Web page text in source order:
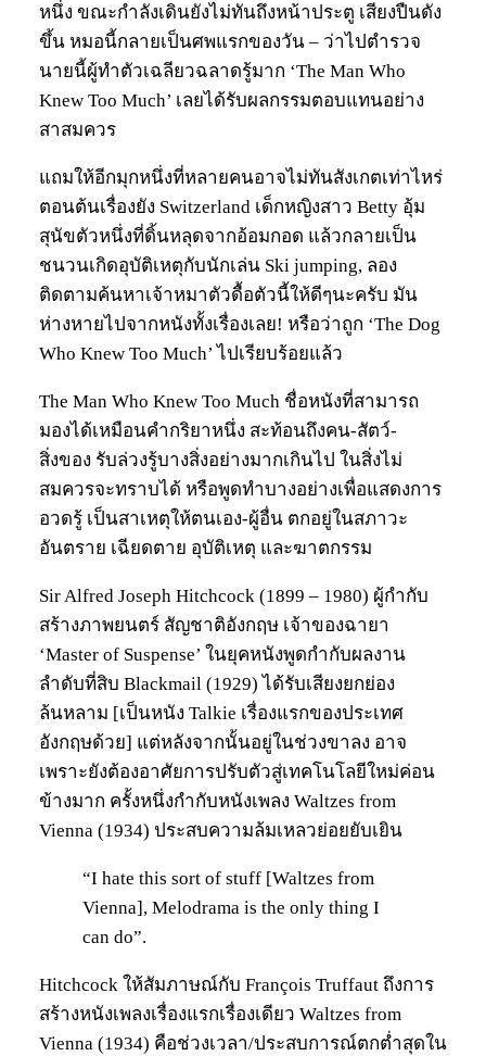
หนึ่ง ขณะกำลังเดินยังไม่ทันถึงหน้าประตู เสียงปืนดัง
ขึ้น หมอนี้กลายเป็นศพแรกของวัน – ว่าไปตำรวจ
นายนี้ผู้ทำตัวเฉลียวฉลาดรู้มาก ‘The Man Who
Knew Too Much’ เลยได้รับผลกรรมตอบแทนอย่าง
สาสมควร
แถมให้อีกมุกหนึ่งที่หลายคนอาจไม่ทันสังเกตเท่าไหร่
ตอนต้นเรื่องยัง Switzerland เด็กหญิงสาว Betty อุ้ม
สุนัขตัวหนึ่งที่ดิ้นหลุดจากอ้อมกอด แล้วกลายเป็น
ชนวนเกิดอุบัติเหตุกับนักเล่น Ski jumping, ลอง
ติดตามค้นหาเจ้าหมาตัวดื้อตัวนี้ให้ดีๆนะครับ มัน
ห่างหายไปจากหนังทั้งเรื่องเลย! หรือว่าถูก ‘The Dog
Who Knew Too Much’ ไปเรียบร้อยแล้ว
The Man Who Knew Too Much ชื่อหนังที่สามารถ
มองได้เหมือนคำกริยาหนึ่ง สะท้อนถึงคน-สัตว์-
สิ่งของ รับล่วงรู้บางสิ่งอย่างมากเกินไป ในสิ่งไม่
สมควรจะทราบได้ หรือพูดทำบางอย่างเพื่อแสดงการ
อวดรู้ เป็นสาเหตุให้ตนเอง-ผู้อื่น ตกอยู่ในสภาวะ
อันตราย เฉียดตาย อุบัติเหตุ และฆาตกรรม
Sir Alfred Joseph Hitchcock (1899 – 1980) ผู้กำกับ
สร้างภาพยนตร์ สัญชาติอังกฤษ เจ้าของฉายา
‘Master of Suspense’ ในยุคหนังพูดกำกับผลงาน
ลำดับที่สิบ Blackmail (1929) ได้รับเสียงยกย่อง
ล้นหลาม [เป็นหนัง Talkie เรื่องแรกของประเทศ
อังกฤษด้วย] แต่หลังจากนั้นอยู่ในช่วงขาลง อาจ
เพราะยังต้องอาศัยการปรับตัวสู่เทคโนโลยีใหม่ค่อน
ข้างมาก ครั้งหนึ่งกำกับหนังเพลง Waltzes from
Vienna (1934) ประสบความล้มเหลวย่อยยับเยิน
“I hate this sort of stuff [Waltzes from
Vienna], Melodrama is the only thing I
can do”.
Hitchcock ให้สัมภาษณ์กับ François Truffaut ถึงการ
สร้างหนังเพลงเรื่องแรกเรื่องเดียว Waltzes from
Vienna (1934) คือช่วงเวลา/ประสบการณ์ตกต่ำสุดใน